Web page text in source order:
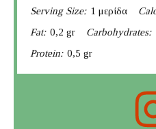
Serving Size: 1 μερίδα
Fat: 0,2 gr Carbohydrates:
Protein: 0,5 gr